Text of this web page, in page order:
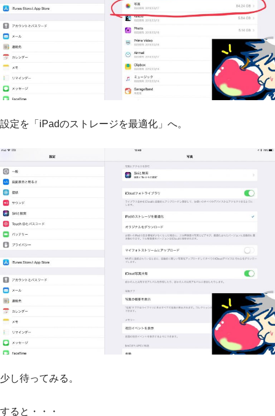
設定を「iPadのストレージを最適化」へ。
少し待ってみる。
すると・・・